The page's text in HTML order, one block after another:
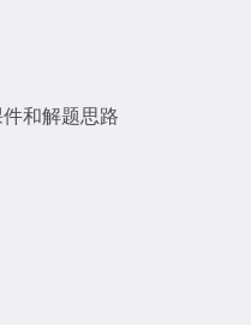
和解题思路